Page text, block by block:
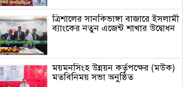
ত্রিশালের সানকিভাঙ্গা বাজারে ইসলামী
ব্যাংকের নতুন এজেন্ট শাখার উদ্বোধন
ময়মনসিংহ উন্নয়ন কর্তৃপক্ষের (মউক)
মতবিনিময় সভা অনুষ্ঠিত